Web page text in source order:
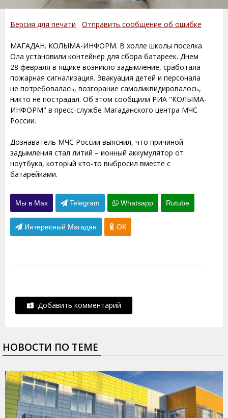
Версия для печати Отправить сообщение об ошибке
МАГАДАН. КОЛЫМА-ИНФОРМ. В холле школы поселка
Ола установили контейнер для сбора батареек. Днем
28 февраля в ящике возникло задымление, сработала
пожарная сигнализация. Эвакуация детей и персонала
не потребовалась, возгорание самоликвидировалось,
никто не пострадал. Об этом сообщили РИА "КОЛЫМА-
ИНФОРМ" в пресс-службе Магаданского центра МЧС
России.
Дознаватель МЧС России выяснил, что причиной
задымления стал литий – ионный аккумулятор от
ноутбука, который кто-то выбросил вместе с
батарейками.
Мы в Max Telegram Whatsapp Rutube
Интересный Магадан ОК
Добавить комментарий
НОВОСТИ ПО ТЕМЕ